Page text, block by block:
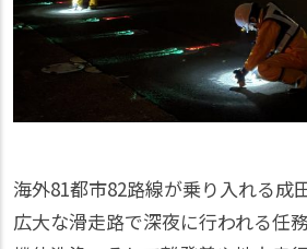
海外81都市82路線が乗り入れる成
広大な滑走路で深夜に行われる任務